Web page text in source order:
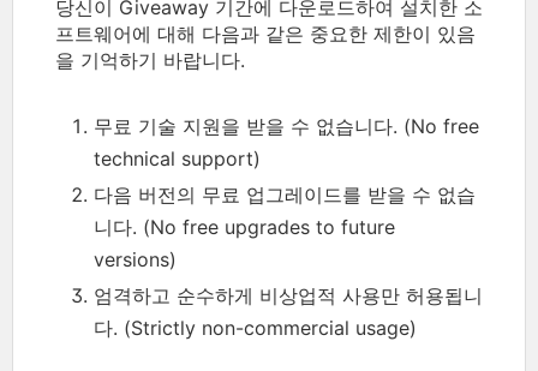
당신이 Giveaway 기간에 다운로드하여 설치한 소
프트웨어에 대해 다음과 같은 중요한 제한이 있음
을 기억하기 바랍니다.
무료 기술 지원을 받을 수 없습니다. (No free
technical support)
다음 버전의 무료 업그레이드를 받을 수 없습
니다. (No free upgrades to future
versions)
엄격하고 순수하게 비상업적 사용만 허용됩니
다. (Strictly non-commercial usage)